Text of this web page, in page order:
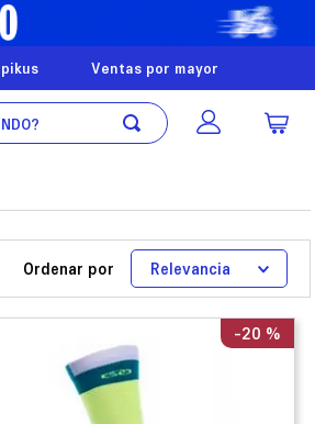
Ventas por mayor
Ordenar por Relevancia
-20 %